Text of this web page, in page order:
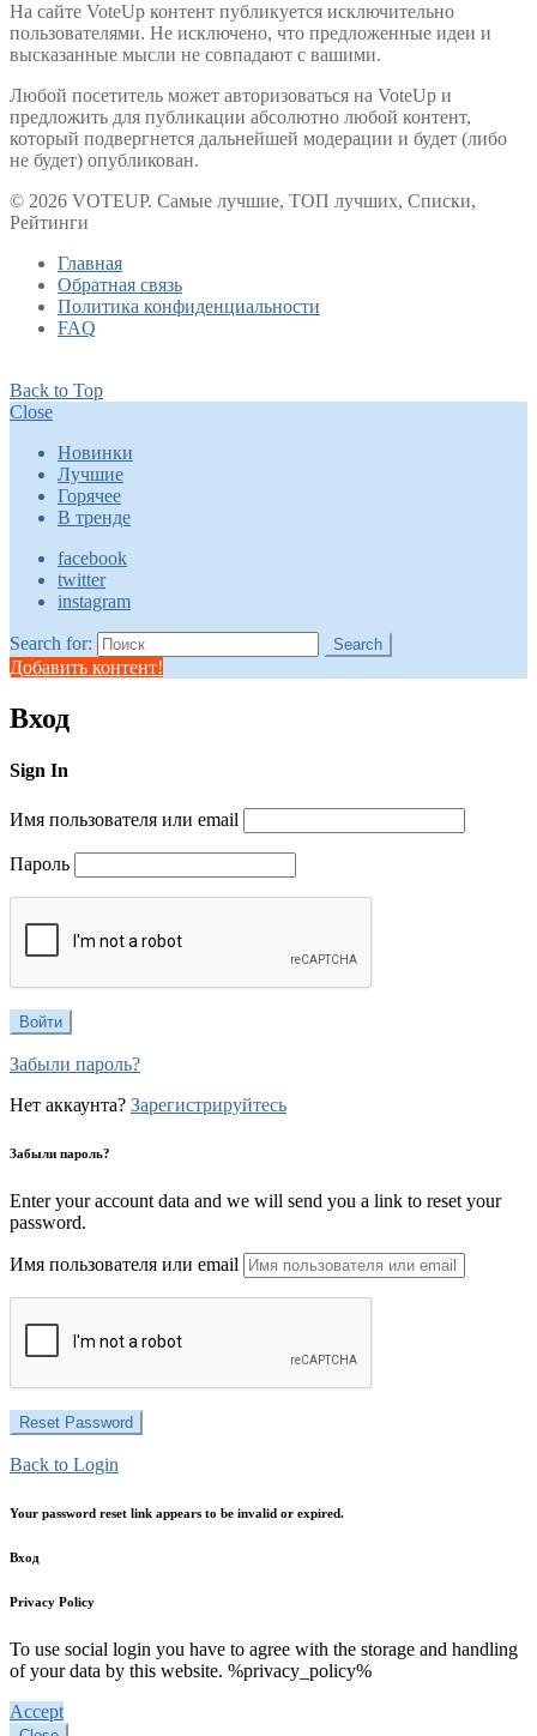
На сайте VoteUp контент публикуется исключительно
пользователями. Не исключено, что предложенные идеи и
высказанные мысли не совпадают с вашими.
Любой посетитель может авторизоваться на VoteUp и
предложить для публикации абсолютно любой контент,
который подвергнется дальнейшей модерации и будет (либо
не будет) опубликован.
© 2026 VOTEUP. Самые лучшие, ТОП лучших, Списки,
Рейтинги
Главная
Обратная связь
Политика конфиденциальности
FAQ
Back to Top
Close
Новинки
Лучшие
Горячее
В тренде
facebook
twitter
instagram
Search for: Search
Добавить контент!
Вход
Sign In
Имя пользователя или email
Пароль
Забыли пароль?
Нет аккаунта? Зарегистрируйтесь
Забыли пароль?
Enter your account data and we will send you a link to reset your
password.
Имя пользователя или email
Back to Login
Your password reset link appears to be invalid or expired.
Вход
Privacy Policy
To use social login you have to agree with the storage and handling
of your data by this website. %privacy_policy%
Accept